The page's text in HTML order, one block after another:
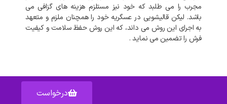
مجرب را می طلبد که خود نیز مستلزم هزینه های گزافی می
باشد. لیکن قالیشویی در عسگریه خود را همچنان ملزم و متعهد
به اجرای این روش می داند، که این روش حفظ سلامت و کیفیت
فرش راتضمین می نماید.
درخواست